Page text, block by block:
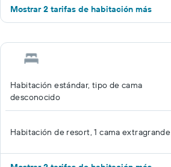
Mostrar 2 tarifas de habitación más
Habitación estándar, tipo de cama
desconocido
Habitación de resort, 1 cama extragrande